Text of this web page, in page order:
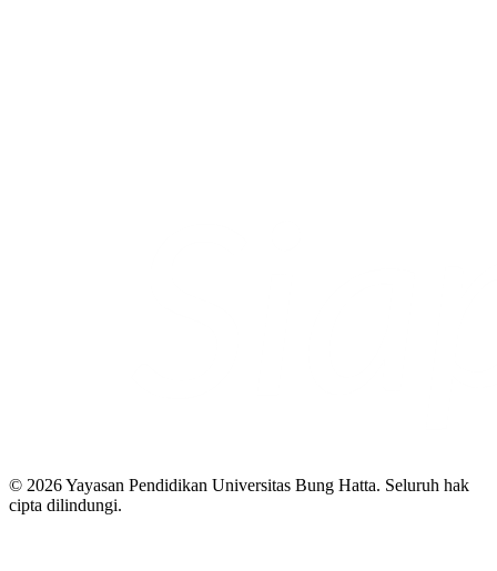
© 2026 Yayasan Pendidikan Universitas Bung Hatta. Seluruh hak
cipta dilindungi.